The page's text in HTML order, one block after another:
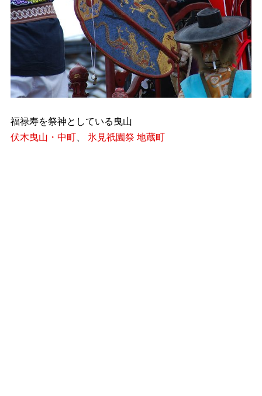
福禄寿を祭神としている曳山
伏木曳山・中町、 氷見祇園祭 地蔵町